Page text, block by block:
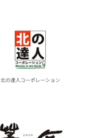
北の達人コーポレーション